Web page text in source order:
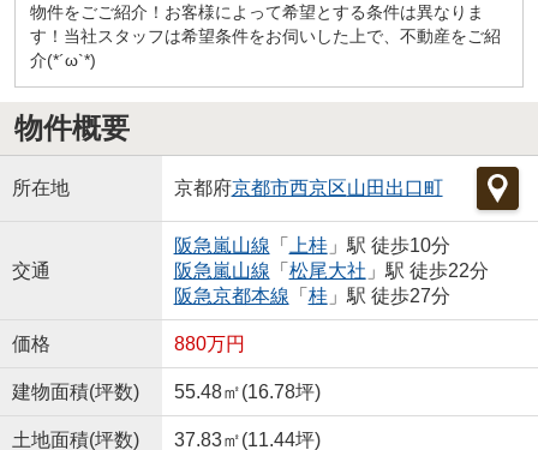
物件をごご紹介！お客様によって希望とする条件は異なりま
す！当社スタッフは希望条件をお伺いした上で、不動産をご紹
介(*´ω`*)
物件概要
所在地 京都府京都市西京区山田出口町
交通
阪急嵐山線 「 上桂」駅 徒歩10分
阪急嵐山線 「 松尾大社 」駅 徒歩22分
阪急京都本線 「 桂」駅 徒歩27分
価格 880万円
建物面積(坪数) 55.48㎡(16.78坪)
土地面積(坪数) 37.83㎡(11.44坪)